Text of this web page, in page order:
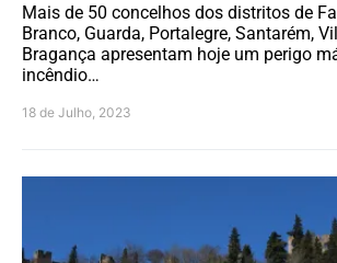
Mais de 50 concelhos dos distritos de
Branco, Guarda, Portalegre, Santarém,
Bragança apresentam hoje um perigo
incêndio…
18 de Julho, 2023